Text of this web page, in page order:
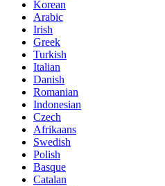
Korean
Arabic
Irish
Greek
Turkish
Italian
Danish
Romanian
Indonesian
Czech
Afrikaans
Swedish
Polish
Basque
Catalan